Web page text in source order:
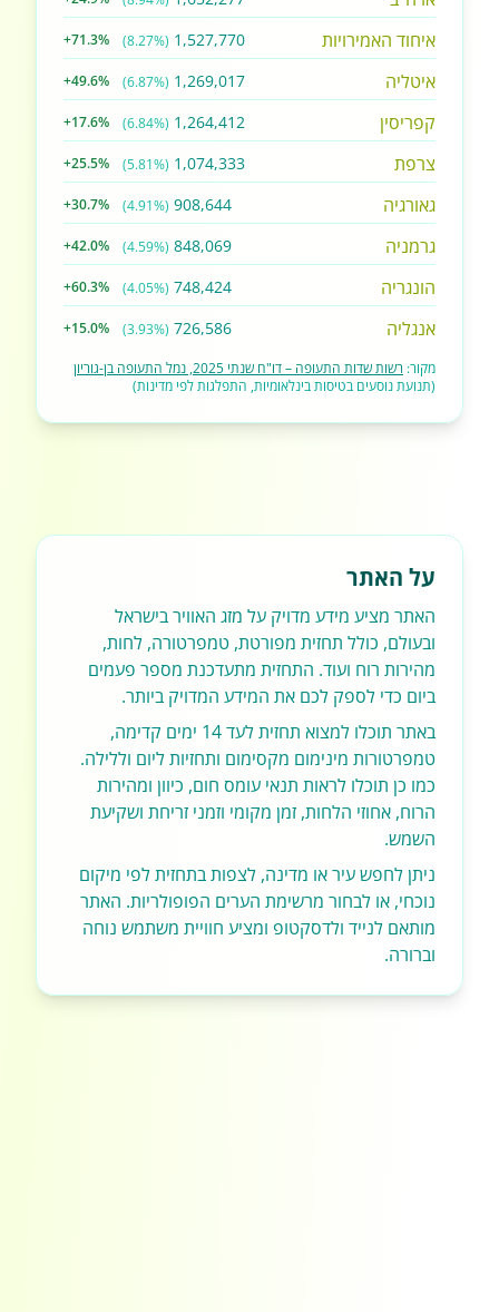
איחוד האמירויות 1,527,770
(8.27%)
+71.3%
איטליה 1,269,017
(6.87%)
+49.6%
קפריסין 1,264,412
(6.84%)
+17.6%
צרפת 1,074,333
(5.81%)
+25.5%
גאורגיה 908,644
(4.91%)
+30.7%
גרמניה 848,069
(4.59%)
+42.0%
הונגריה 748,424
(4.05%)
+60.3%
אנגליה 726,586
(3.93%)
+15.0%
מקור: רשות שדות התעופה – דו"ח שנתי 2025, נמל התעופה בן-גוריון
(תנועת נוסעים בטיסות בינלאומיות, התפלגות לפי מדינות)
על האתר
האתר מציע מידע מדויק על מזג האוויר בישראל
ובעולם, כולל תחזית מפורטת, טמפרטורה, לחות,
מהירות רוח ועוד. התחזית מתעדכנת מספר פעמים
ביום כדי לספק לכם את המידע המדויק ביותר.
באתר תוכלו למצוא תחזית לעד 14 ימים קדימה,
טמפרטורות מינימום מקסימום ותחזיות ליום וללילה.
כמו כן תוכלו לראות תנאי עומס חום, כיוון ומהירות
הרוח, אחוזי הלחות, זמן מקומי וזמני זריחת ושקיעת
השמש.
ניתן לחפש עיר או מדינה, לצפות בתחזית לפי מיקום
נוכחי, או לבחור מרשימת הערים הפופולריות. האתר
מותאם לנייד ולדסקטופ ומציע חוויית משתמש נוחה
וברורה.